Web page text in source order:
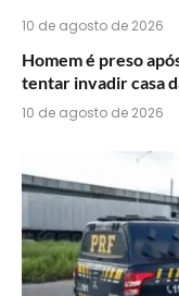
10 de agosto de 2026
Homem é preso
tentar invadir casa
10 de agosto de 2026